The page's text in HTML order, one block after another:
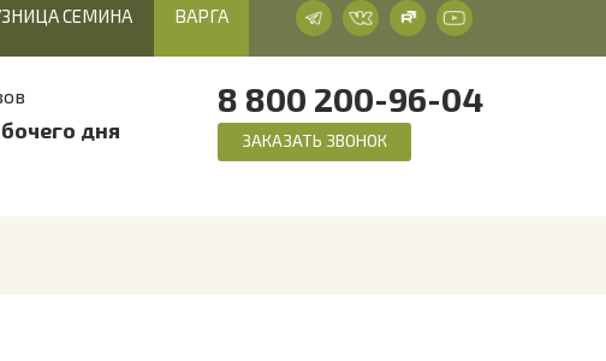
СЕМИНА ВАРГА
дня
8 800 200-96-04
ЗАКАЗАТЬ ЗВОНОК